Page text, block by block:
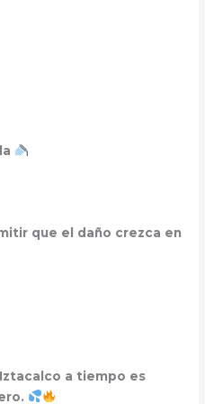
que el daño crezca en
a tiempo es